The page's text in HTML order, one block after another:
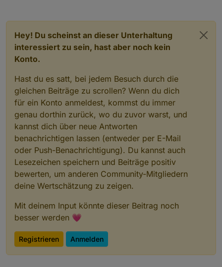
Hey! Du scheinst an dieser Unterhaltung
interessiert zu sein, hast aber noch kein
Konto.
Hast du es satt, bei jedem Besuch durch die
gleichen Beiträge zu scrollen? Wenn du dich
für ein Konto anmeldest, kommst du immer
genau dorthin zurück, wo du zuvor warst, und
kannst dich über neue Antworten
benachrichtigen lassen (entweder per E-Mail
oder Push-Benachrichtigung). Du kannst auch
Lesezeichen speichern und Beiträge positiv
bewerten, um anderen Community-Mitgliedern
deine Wertschätzung zu zeigen.
Mit deinem Input könnte dieser Beitrag noch
besser werden 💗
Registrieren Anmelden